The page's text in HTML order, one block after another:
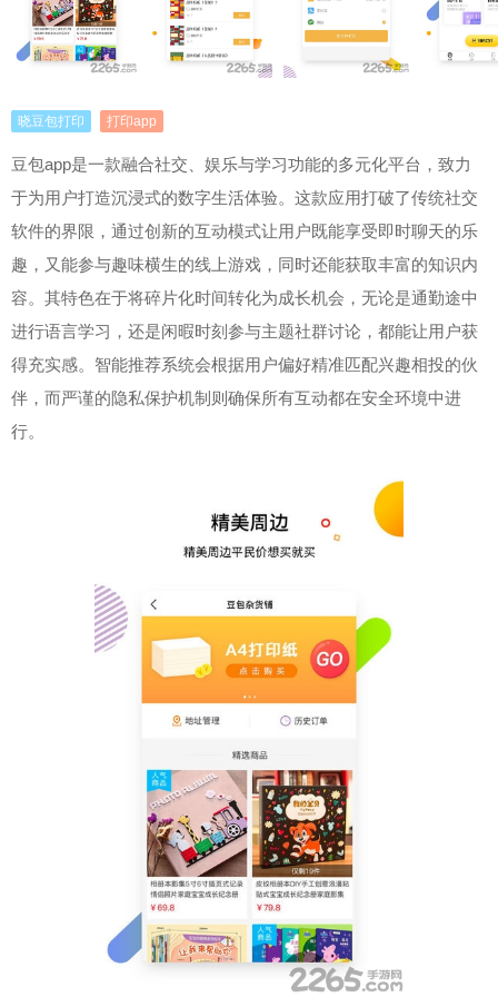
晓豆包打印 打印app
豆包app是一款融合社交、娱乐与学习功能的多元化平台，致力
于为用户打造沉浸式的数字生活体验。这款应用打破了传统社交
软件的界限，通过创新的互动模式让用户既能享受即时聊天的乐
趣，又能参与趣味横生的线上游戏，同时还能获取丰富的知识内
容。其特色在于将碎片化时间转化为成长机会，无论是通勤途中
进行语言学习，还是闲暇时刻参与主题社群讨论，都能让用户获
得充实感。智能推荐系统会根据用户偏好精准匹配兴趣相投的伙
伴，而严谨的隐私保护机制则确保所有互动都在安全环境中进
行。